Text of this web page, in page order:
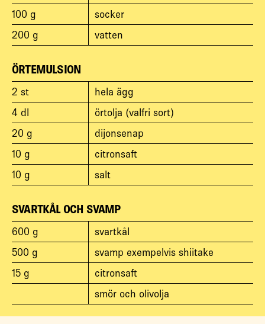
100 g
socker
200 g vatten
ÖRTEMULSION
2 st
hela ägg
4 dl
örtolja (valfri sort)
20 g
dijonsenap
10 g
citronsaft
10 g salt
SVARTKÅL OCH SVAMP
600 g
svartkål
500 g
svamp exempelvis shiitake
15 g
citronsaft
smör och olivolja